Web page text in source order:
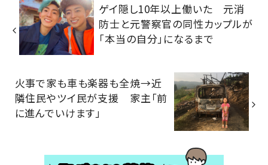
ゲイ隠し10年以上働いた 元消
防士と元警察官の同性カップルが
「本当の自分」になるまで
火事で家も車も楽器も全焼→近
隣住民やツイ民が支援 家主「前
に進んでいけます」